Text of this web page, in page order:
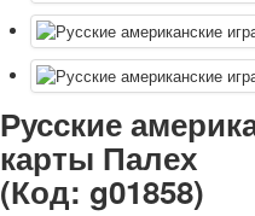
Русские
карты Палех
(Код: g01858)